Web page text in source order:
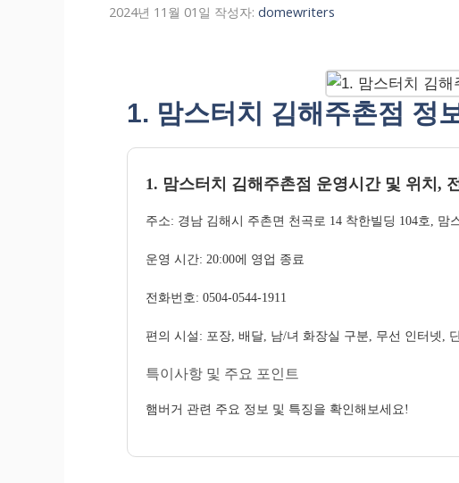
2024년 11월 01일 작성자: domewriters
1. 맘스터치 김해주촌점 정
1. 맘스터치 김해주촌점 운영시간 및 위치,
주소: 경남 김해시 주촌면 천곡로 14 착한빌딩 104호, 맘
운영 시간: 20:00에 영업 종료
전화번호: 0504-0544-1911
편의 시설: 포장, 배달, 남/녀 화장실 구분, 무선 인터넷,
특이사항 및 주요 포인트
햄버거 관련 주요 정보 및 특징을 확인해보세요!